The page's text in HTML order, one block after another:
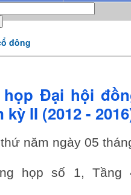
đông
Đại hội
II (2012 -
năm ngày 05
họp số 1, Tầng